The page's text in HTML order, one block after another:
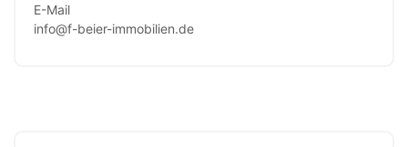
E-Mail
info@f-beier-immobilien.de